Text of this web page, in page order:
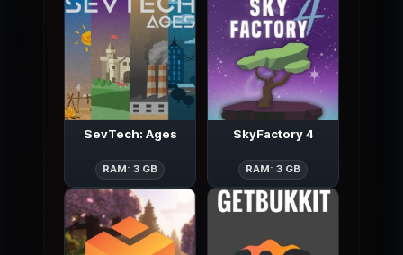
SevTech: Ages
RAM: 3 GB SevTech: Ages
SkyFactory 4
RAM: 3 GB SkyFactory 4